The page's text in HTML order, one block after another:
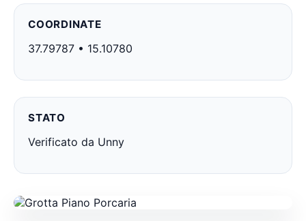
COORDINATE
37.79787 • 15.10780
STATO
Verificato da Unny